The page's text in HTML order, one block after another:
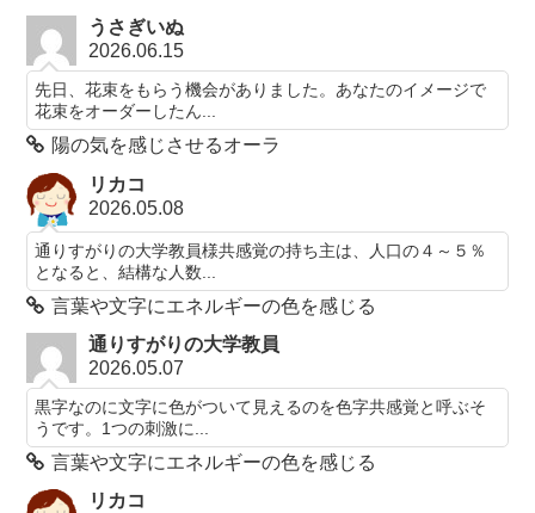
うさぎいぬ
2026.06.15
先日、花束をもらう機会がありました。あなたのイメージで
花束をオーダーしたん...
陽の気を感じさせるオーラ
リカコ
2026.05.08
通りすがりの大学教員様共感覚の持ち主は、人口の４～５％
となると、結構な人数...
言葉や文字にエネルギーの色を感じる
通りすがりの大学教員
2026.05.07
黒字なのに文字に色がついて見えるのを色字共感覚と呼ぶそ
うです。1つの刺激に...
言葉や文字にエネルギーの色を感じる
リカコ